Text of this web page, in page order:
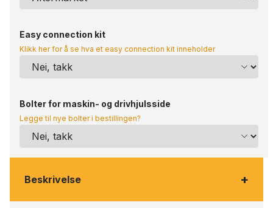
Easy connection kit
Klikk her for å se hva et easy connection kit inneholder
Bolter for maskin- og drivhjulsside
Legge til nye bolter i bestillingen?
Beskrivelse +